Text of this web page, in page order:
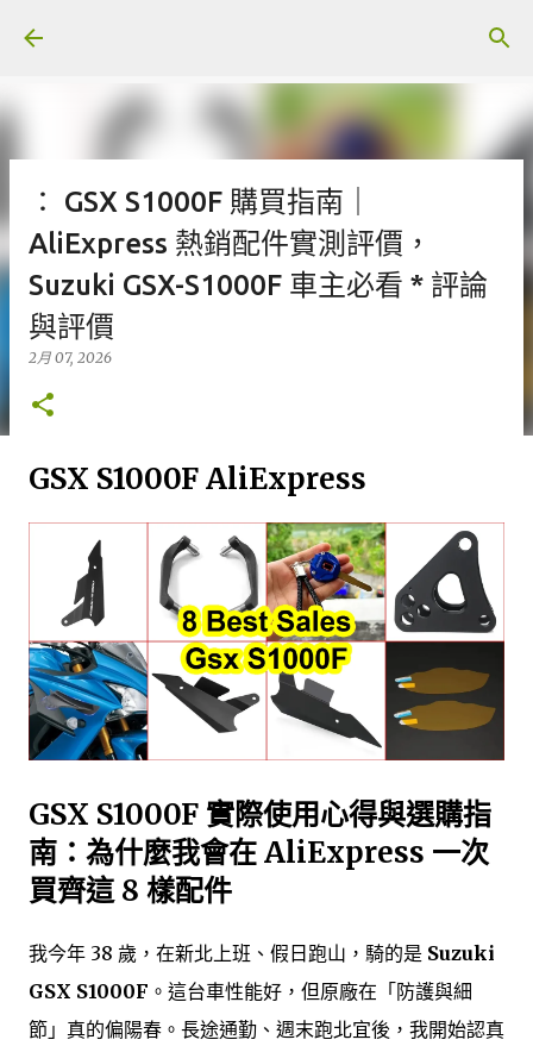
： GSX S1000F 購買指南｜
AliExpress 熱銷配件實測評價，
Suzuki GSX-S1000F 車主必看 * 評論
與評價
2月 07, 2026
GSX S1000F AliExpress
GSX S1000F 實際使用心得與選購指
南：為什麼我會在 AliExpress 一次
買齊這 8 樣配件
我今年 38 歲，在新北上班、假日跑山，騎的是 Suzuki
GSX S1000F 。這台車性能好，但原廠在「防護與細
節」真的偏陽春。長途通勤、週末跑北宜後，我開始認真